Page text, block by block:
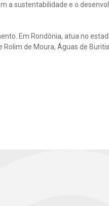
a sustentabilidade e o
Em Rondônia, atua no
de Moura, Águas de